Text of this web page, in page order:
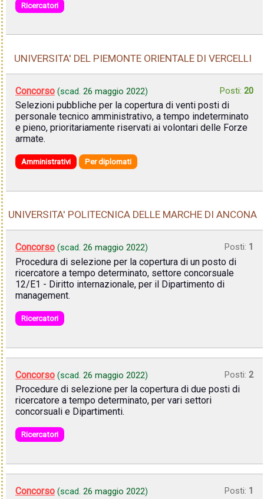
Ricercatori
UNIVERSITA' DEL PIEMONTE ORIENTALE DI VERCELLI
Concorso (scad. 26 maggio 2022) Posti: 20
Selezioni pubbliche per la copertura di venti posti di
personale tecnico amministrativo, a tempo indeterminato
e pieno, prioritariamente riservati ai volontari delle Forze
armate.
Amministrativi Per diplomati
UNIVERSITA' POLITECNICA DELLE MARCHE DI ANCONA
Concorso (scad. 26 maggio 2022) Posti: 1
Procedura di selezione per la copertura di un posto di
ricercatore a tempo determinato, settore concorsuale
12/E1 - Diritto internazionale, per il Dipartimento di
management.
Ricercatori
Concorso (scad. 26 maggio 2022) Posti: 2
Procedure di selezione per la copertura di due posti di
ricercatore a tempo determinato, per vari settori
concorsuali e Dipartimenti.
Ricercatori
Concorso (scad. 26 maggio 2022) Posti: 1